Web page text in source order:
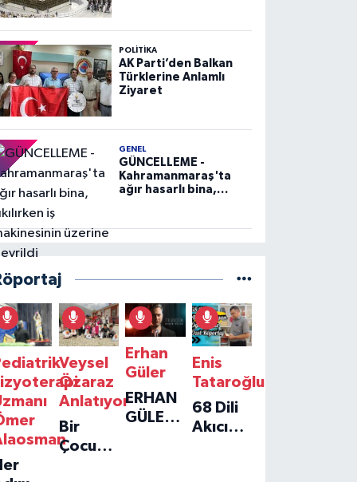
POLITIKA
AK Parti’den Balkan
Türklerine Anlamlı
Ziyaret
GENEL
GÜNCELLEME -
Kahramanmaraş'ta
ağır hasarlı bina,
devrildi
Veysel
Özaraz
Anlatıyor
Bir
Çocuğun
Erhan
Güler
ERHAN
GÜLER'IN
Enis
Tataroğlu
68 Dili
Akıcı